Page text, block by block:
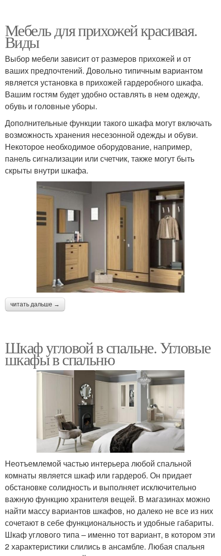
Мебель для прихожей красивая.
Виды
Выбор мебели зависит от размеров прихожей и от
ваших предпочтений. Довольно типичным вариантом
является установка в прихожей гардеробного шкафа.
Вашим гостям будет удобно оставлять в нем одежду,
обувь и головные уборы.
Дополнительные функции такого шкафа могут включать
возможность хранения несезонной одежды и обуви.
Некоторое необходимое оборудование, например,
панель сигнализации или счетчик, также могут быть
скрыты внутри шкафа.
читать дальше →
Шкаф угловой в спальне. Угловые
шкафы в спальню
Неотъемлемой частью интерьера любой спальной
комнаты является шкаф или гардероб. Он придает
обстановке солидность и выполняет исключительно
важную функцию хранителя вещей. В магазинах можно
найти массу вариантов шкафов, но далеко не все из них
сочетают в себе функциональность и удобные габариты.
Шкаф углового типа – именно тот вариант, в котором эти
2 характеристики слились в ансамбле. Любая спальня